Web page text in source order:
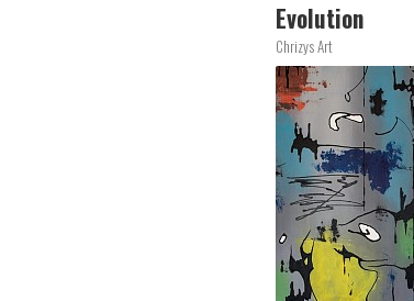
Chrizys Art
Evolution